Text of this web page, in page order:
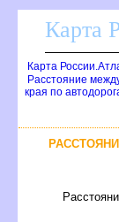
Карта
Карта
Расстояние
края по